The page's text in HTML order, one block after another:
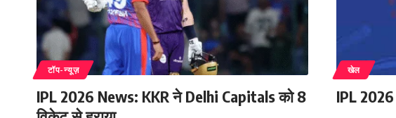
टॉप-न्यूज़
IPL 2026 News: KKR ने Delhi Capitals को 8
खेल
IPL